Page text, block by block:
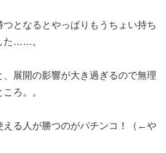
つとなるとやっぱりもうちょい持ち
た……。
、展開の影響が大き過ぎるので無理
ろ。。
える人が勝つのがパチンコ！（←や